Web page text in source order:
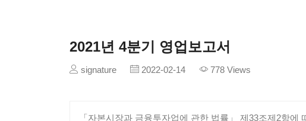
2021년 4분기 영업보고서
signature 2022-02-14 778 Views
「자본시장과 금융투자업에 관한 법률」 제33조제2항